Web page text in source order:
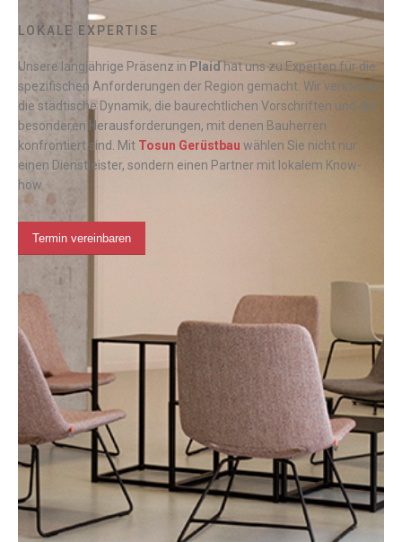
LOKALE EXPERTISE
Unsere langjährige Präsenz in Plaidhat uns zu Experten für die
spezifischen Anforderungen der Region gemacht. Wir verstehen
die städtische Dynamik, die baurechtlichen Vorschriften und die
besonderen Herausforderungen, mit denen Bauherren
konfrontiert sind. Mit Tosun Gerüstbau wählen Sie nicht nur
einen Dienstleister, sondern einen Partner mit lokalem Know-
how.
Termin vereinbaren